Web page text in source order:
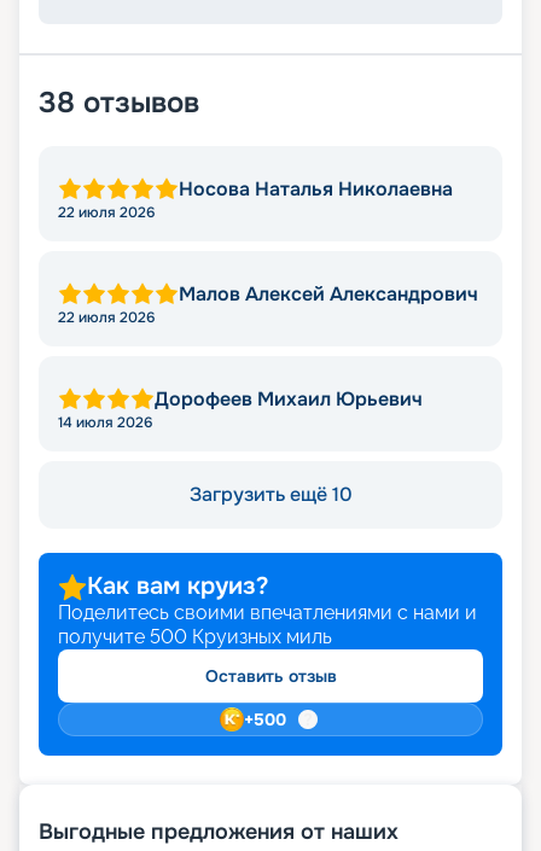
38 отзывов
Носова Наталья Николаевна
22 июля 2026
Малов Алексей Александрович
22 июля 2026
Дорофеев Михаил Юрьевич
14 июля 2026
Загрузить ещё 10
Как вам круиз?
Поделитесь своими впечатлениями с нами и
получите 500 Круизных миль
Оставить отзыв
+500
Выгодные предложения от наших